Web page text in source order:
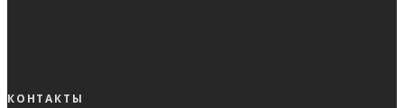
КОНТАКТЫ